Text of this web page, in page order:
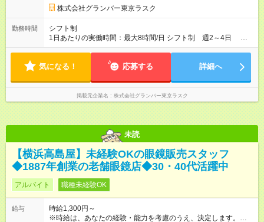
株式会社グランバー東京ラスク
勤務時間
シフト制
1日あたりの実働時間：最大8時間/日 シフト制 週2～4日 営
業時間… 10:00～18:30 勤務時間… 4時間/日から勤務可 ※フル
気になる！ 応募する 詳細へ
掲載元企業名 株式会社グランバー東京ラスク
未読
【横浜高島屋】未経験OKの眼鏡販売スタッフ
◆1887年創業の老舗眼鏡店◆30・40代活躍中
アルバイト 職種未経験OK
給与
時給1,300円～
※時給は、あなたの経験・能力を考慮のうえ、決定します。